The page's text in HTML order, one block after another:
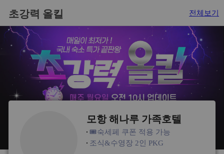
초강력 올킬 전체보기
모항 해나루 가족호텔
🎟️숙세페 쿠폰 적용 가능
조식&수영장 2인 PKG